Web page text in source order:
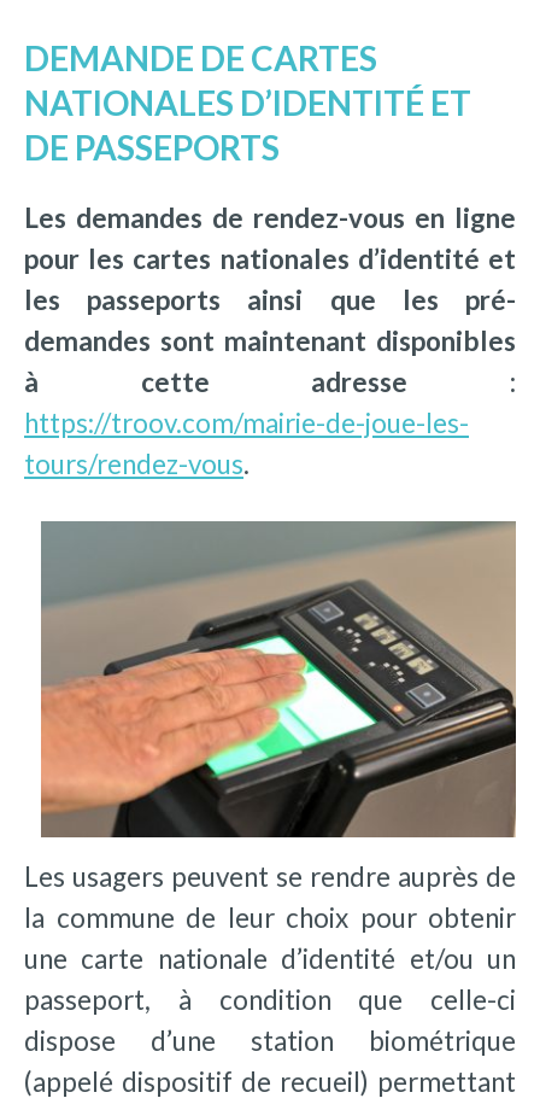
DEMANDE DE CARTES
NATIONALES D’IDENTITÉ ET
DE PASSEPORTS
Les demandes de rendez-vous en ligne
pour les cartes nationales d’identité et
les passeports ainsi que les pré-
demandes sont maintenant disponibles
à cette adresse :
https://troov.com/mairie-de-joue-les-
tours/rendez-vous.
Les usagers peuvent se rendre auprès de
la commune de leur choix pour obtenir
une carte nationale d’identité et/ou un
passeport, à condition que celle-ci
dispose d’une station biométrique
(appelé dispositif de recueil) permettant